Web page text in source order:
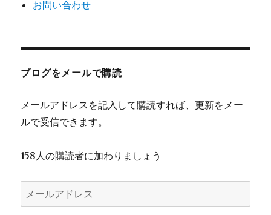
お問い合わせ
ブログをメールで購読
メールアドレスを記入して購読すれば、更新をメー
ルで受信できます。
158人の購読者に加わりましょう
ー